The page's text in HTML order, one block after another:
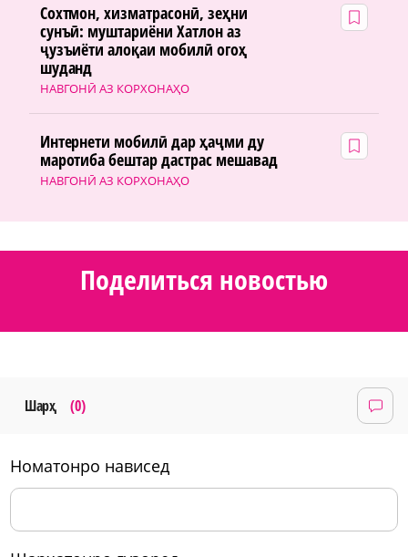
НАВГОНӢ АЗ КОРХОНАҲО
Сохтмон, хизматрасонӣ, зеҳни
сунъӣ: муштариёни Хатлон аз
ҷузъиёти алоқаи мобилӣ огоҳ
шуданд
НАВГОНӢ АЗ КОРХОНАҲО
Интернети мобилӣ дар ҳаҷми ду
маротиба бештар дастрас мешавад
Поделиться новостью
Шарҳ (0)
номатонро нависед